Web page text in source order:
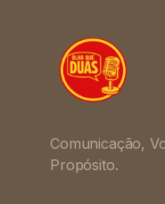
Comunicação,
Propósito.